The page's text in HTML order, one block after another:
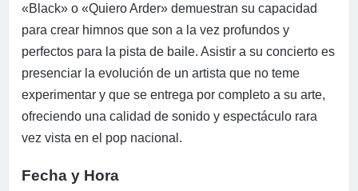
«Black» o «Quiero Arder» demuestran su capacidad
para crear himnos que son a la vez profundos y
perfectos para la pista de baile. Asistir a su concierto es
presenciar la evolución de un artista que no teme
experimentar y que se entrega por completo a su arte,
ofreciendo una calidad de sonido y espectáculo rara
vez vista en el pop nacional.
Fecha y Hora